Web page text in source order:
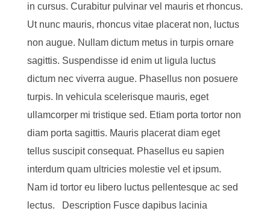
in cursus. Curabitur pulvinar vel mauris et rhoncus.
Ut nunc mauris, rhoncus vitae placerat non, luctus
non augue. Nullam dictum metus in turpis ornare
sagittis. Suspendisse id enim ut ligula luctus
dictum nec viverra augue. Phasellus non posuere
turpis. In vehicula scelerisque mauris, eget
ullamcorper mi tristique sed. Etiam porta tortor non
diam porta sagittis. Mauris placerat diam eget
tellus suscipit consequat. Phasellus eu sapien
interdum quam ultricies molestie vel et ipsum.
Nam id tortor eu libero luctus pellentesque ac sed
lectus. Description Fusce dapibus lacinia